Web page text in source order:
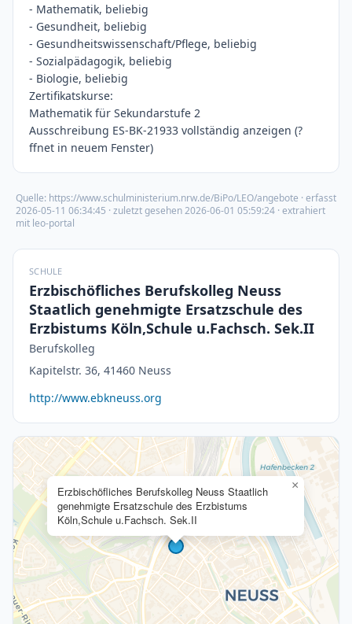
- Mathematik, beliebig
- Gesundheit, beliebig
- Gesundheitswissenschaft/Pflege, beliebig
- Sozialpädagogik, beliebig
- Biologie, beliebig
Zertifikatskurse:
Mathematik für Sekundarstufe 2
Ausschreibung ES-BK-21933 vollständig anzeigen (?
ffnet in neuem Fenster)
Quelle: https://www.schulministerium.nrw.de/BiPo/LEO/angebote · erfasst
2026-05-11 06:34:45 · zuletzt gesehen2026-06-01 05:59:24 · extrahiert
mit leo-portal
SCHULE
Erzbischöfliches Berufskolleg Neuss
Staatlich genehmigte Ersatzschule des
Erzbistums Köln,Schule u.Fachsch. Sek.II
Berufskolleg
Kapitelstr. 36, 41460 Neuss
http://www.ebkneuss.org
Erzbischöfliches Berufskolleg Neuss Staatlich
genehmigte Ersatzschule des Erzbistums
Köln,Schule u.Fachsch. Sek.II
×